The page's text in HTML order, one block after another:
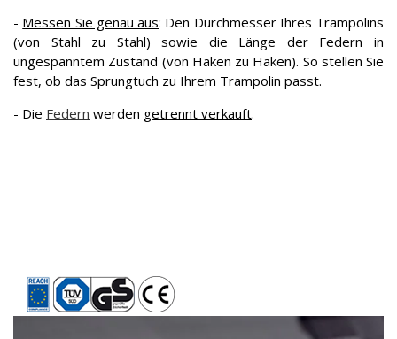
- Messen Sie genau aus: Den Durchmesser Ihres Trampolins
(von Stahl zu Stahl) sowie die Länge der Federn in
ungespanntem Zustand (von Haken zu Haken). So stellen Sie
fest, ob das Sprungtuch zu Ihrem Trampolin passt.
- Die Federn werden getrennt verkauft.